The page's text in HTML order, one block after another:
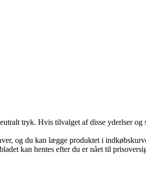
tryk. Hvis tilvalget af disse yderlser
og du kan lægge produktet i
kan hentes efter du er nået til